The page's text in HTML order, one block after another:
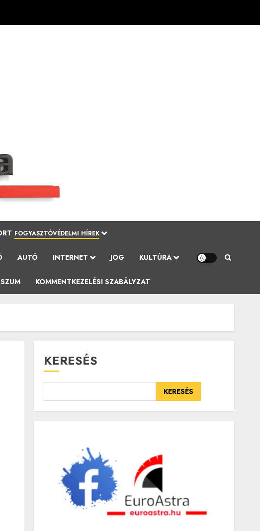
FOGYASZTÓVÉDELMI HÍREK
AUTÓ INTERNET JOG KULTÚRA
KOMMENTKEZELÉSI SZABÁLYZAT
KERESÉS
KERESÉS